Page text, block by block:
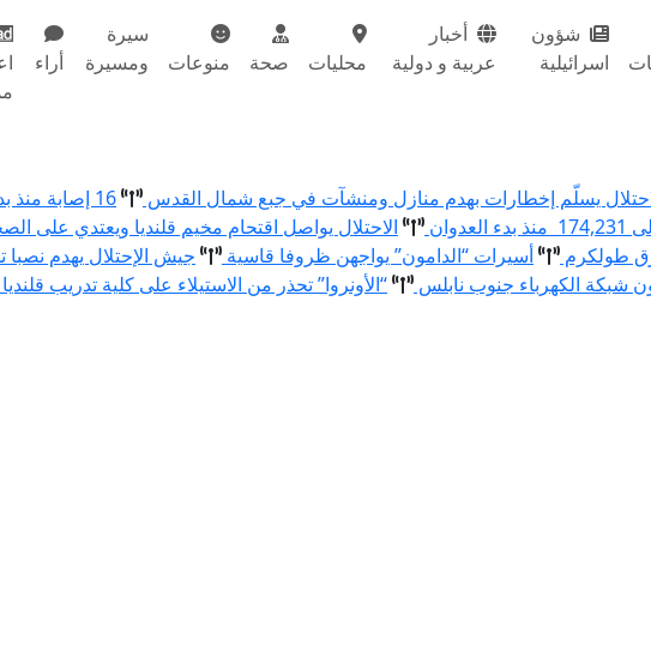
شؤون
اسرائيلية
أخبار
عربية و دولية
محليات صحة منوعات
سيرة
ومسيرة
أراء
يسلّم إخطارات بهدم منازل ومنشآت في جبع شمال القدس
16 إصابة
الاحتلال يواصل اقتحام مخيم قلنديا ويعتدي على
طولكرم أسيرات “الدامون” يواجهن ظروفا قاسية
جيش الإحتلال يهدم
شبكة الكهرباء جنوب نابلس “الأونروا” تحذر من الاستيلاء على كلية تدريب قلنديا